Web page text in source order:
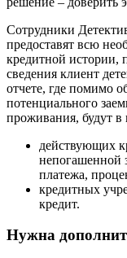
Сотрудники
предоставят всю
кредитной истории,
сведения клиент
отчете, где помимо
потенциального
проживания, будут в
действующих
непогашенной
платежа,
кредитных
кредит.
Нужна